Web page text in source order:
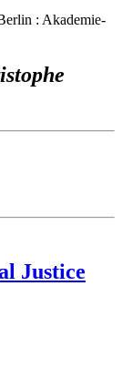
: Akademie-
Justice